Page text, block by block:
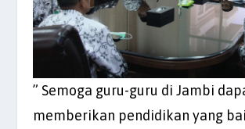
” Semoga guru-guru di Jambi
memberikan pendidikan yang